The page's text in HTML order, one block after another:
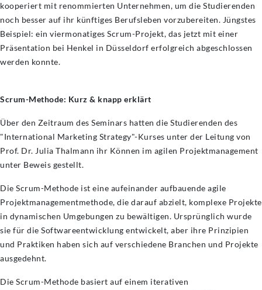
kooperiert mit renommierten Unternehmen, um die Studierenden
noch besser auf ihr künftiges Berufsleben vorzubereiten. Jüngstes
Beispiel: ein viermonatiges Scrum-Projekt, das jetzt mit einer
Präsentation bei Henkel in Düsseldorf erfolgreich abgeschlossen
werden konnte.
Scrum-Methode: Kurz & knapp erklärt
Über den Zeitraum des Seminars hatten die Studierenden des
"International Marketing Strategy"-Kurses unter der Leitung von
Prof. Dr. Julia Thalmann ihr Können im agilen Projektmanagement
unter Beweis gestellt.
Die Scrum-Methode ist eine aufeinander aufbauende agile
Projektmanagementmethode, die darauf abzielt, komplexe Projekte
in dynamischen Umgebungen zu bewältigen. Ursprünglich wurde
sie für die Softwareentwicklung entwickelt, aber ihre Prinzipien
und Praktiken haben sich auf verschiedene Branchen und Projekte
ausgedehnt.
Die Scrum-Methode basiert auf einem iterativen